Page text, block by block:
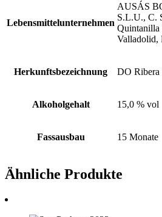
Lebensmittelunternehmen
AUSÁS
S.L.U., C.
Quintanilla
Valladolid,
Herkunftsbezeichnung DO Ribera
Alkoholgehalt 15,0 % vol
Fassausbau 15 Monate
Ähnliche Produkte